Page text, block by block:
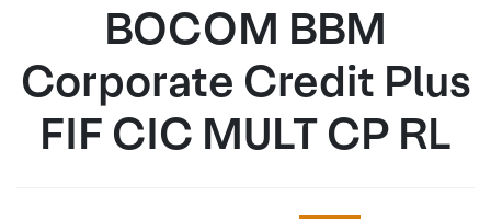
BOCOM BBM
Corporate Credit Plus
FIF CIC MULT CP RL